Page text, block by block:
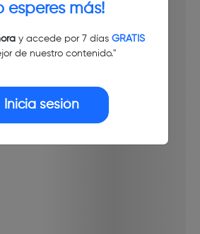
esperes más!
y accede por 7 días GRATIS
de nuestro contenido."
Inicia sesión